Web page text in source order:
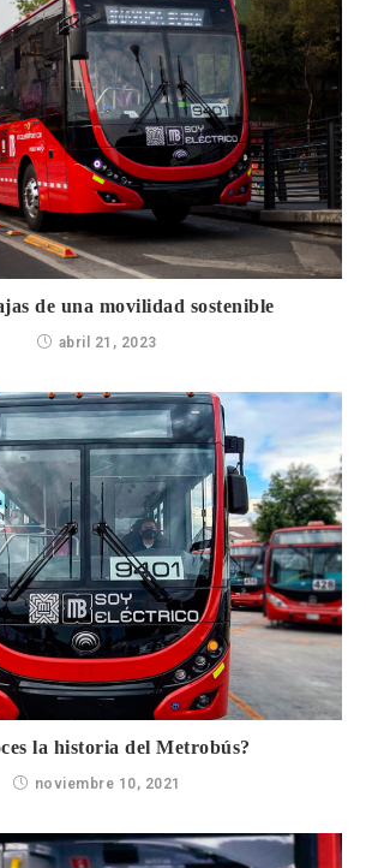
de una movilidad sostenible
abril 21, 2023
la historia del Metrobús?
noviembre 10, 2021